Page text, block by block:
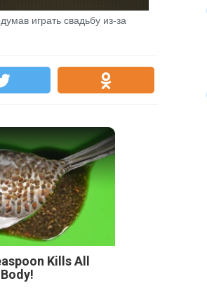
играть свадьбу из-за
Kills All